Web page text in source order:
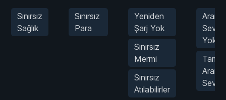
Sınırsız
Sağlık
Sınırsız
Para
Yeniden
Şarj Yok
Sınırsız
Mermi
Sınırsız
Atılabilirler
Yok
Tam